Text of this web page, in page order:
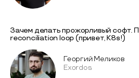
Зачем делать прожорливый софт.
reconciliation loop (привет, K8s!)
Георгий Меликов
Exordos